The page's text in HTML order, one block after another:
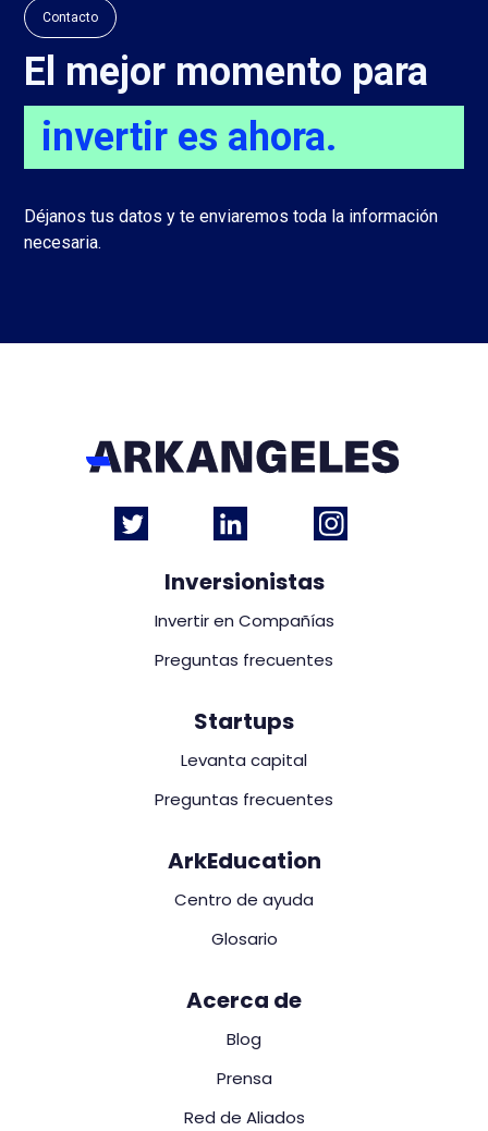
Contacto
El mejor momento para
invertir es ahora.
Déjanos tus datos y te enviaremos toda la información
necesaria.
Inversionistas
Invertir en Compañías
Preguntas frecuentes
Startups
Levanta capital
Preguntas frecuentes
ArkEducation
Centro de ayuda
Glosario
Acerca de
Blog
Prensa
Red de Aliados